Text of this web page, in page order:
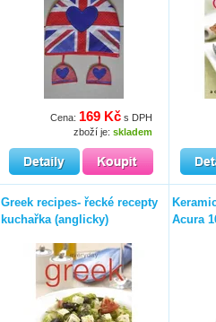
Cena: 169 Kč s DPH
zboží je: skladem
Greek recipes- řecké recepty
kuchařka (anglicky)
Acura